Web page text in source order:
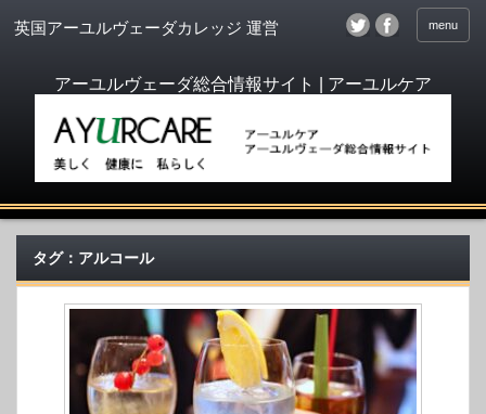
menu
英国アーユルヴェーダカレッジ 運営
タグ：アルコール